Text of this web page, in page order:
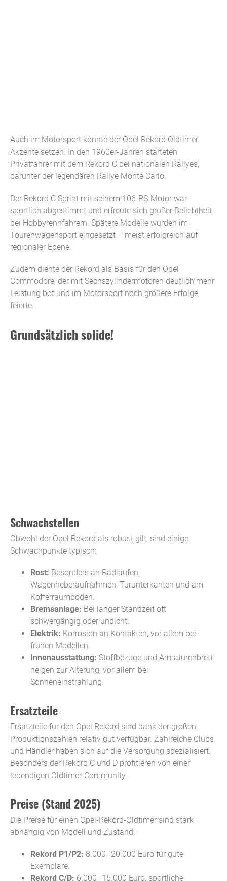
Auch im Motorsport konnte der Opel Rekord Oldtimer
Akzente setzen. In den 1960er-Jahren starteten
Privatfahrer mit dem Rekord C bei nationalen Rallyes,
darunter der legendären Rallye Monte Carlo.
Der Rekord C Sprint mit seinem 106-PS-Motor war
sportlich abgestimmt und erfreute sich großer Beliebtheit
bei Hobbyrennfahrern. Spätere Modelle wurden im
Tourenwagensport eingesetzt – meist erfolgreich auf
regionaler Ebene.
Zudem diente der Rekord als Basis für den Opel
Commodore, der mit Sechszylindermotoren deutlich mehr
Leistung bot und im Motorsport noch größere Erfolge
feierte.
Grundsätzlich solide!
Schwachstellen
Obwohl der Opel Rekord als robust gilt, sind einige
Schwachpunkte typisch:
Rost: Besonders an Radläufen,
Wagenheberaufnahmen, Türunterkanten und am
Kofferraumboden.
Bremsanlage: Bei langer Standzeit oft
schwergängig oder undicht.
Elektrik: Korrosion an Kontakten, vor allem bei
frühen Modellen.
Innenausstattung: Stoffbezüge und Armaturenbrett
neigen zur Alterung, vor allem bei
Sonneneinstrahlung.
Ersatzteile
Ersatzteile für den Opel Rekord sind dank der großen
Produktionszahlen relativ gut verfügbar. Zahlreiche Clubs
und Händler haben sich auf die Versorgung spezialisiert.
Besonders der Rekord C und D profitieren von einer
lebendigen Oldtimer-Community.
Preise (Stand 2025)
Die Preise für einen Opel-Rekord-Oldtimer sind stark
abhängig von Modell und Zustand:
Rekord P1/P2: 8.000–20.000 Euro für gute
Exemplare.
Rekord C/D: 6.000–15.000 Euro, sportliche